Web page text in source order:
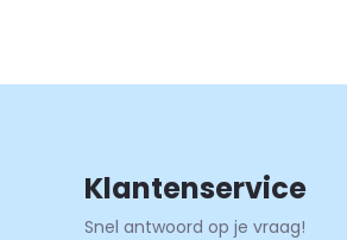
Klantenservice
Snel antwoord op je vraag!